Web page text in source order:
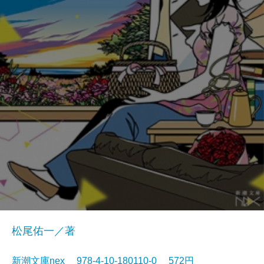
松尾佑一／著
新潮文庫nex 978-4-10-180110-0 572円